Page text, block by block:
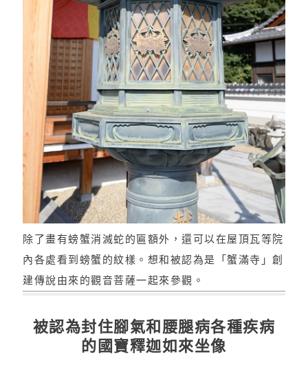
除了畫有螃蟹消滅蛇的匾額外，還可以在屋頂瓦等院
內各處看到螃蟹的紋樣。想和被認為是「蟹滿寺」創
建傳說由來的觀音菩薩一起來參觀。
被認為封住腳氣和腰腿病各種疾病
的國寶釋迦如來坐像